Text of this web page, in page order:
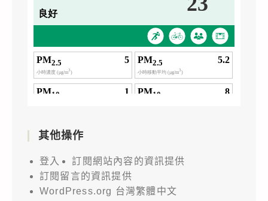
其他操作
登入
訂閱網站內容的資訊提供
訂閱留言的資訊提供
WordPress.org 台灣繁體中文